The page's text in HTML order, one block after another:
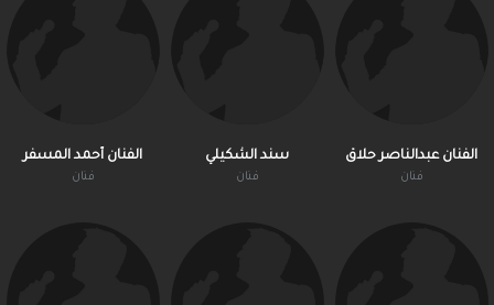
الفنان أحمد المسفر
فنان
سند الشكيلي
فنان
الفنان عبدالناصر حلاق
فنان